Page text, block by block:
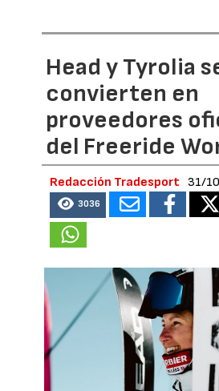
Head y Tyrolia
convierten en
proveedores
del Freeride
Redacción Tradesport 31/
3036